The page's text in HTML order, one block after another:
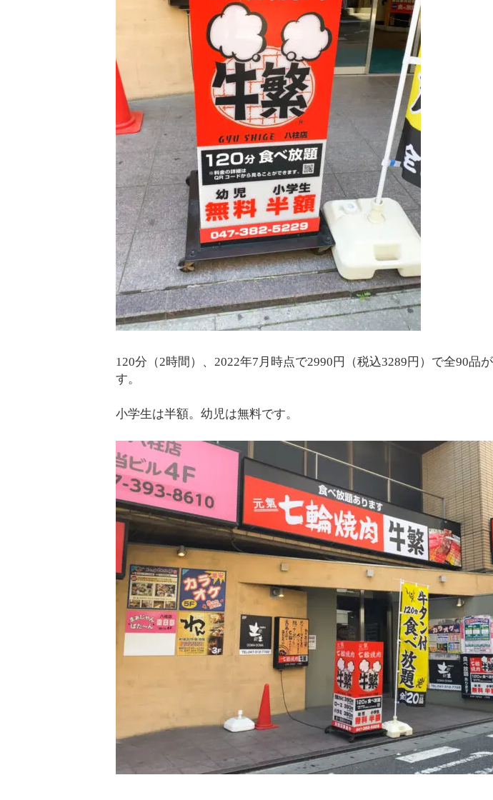
120分（2時間）、2022年7月時点で2990円（税込3289円）で全90品
す。
小学生は半額。幼児は無料です。